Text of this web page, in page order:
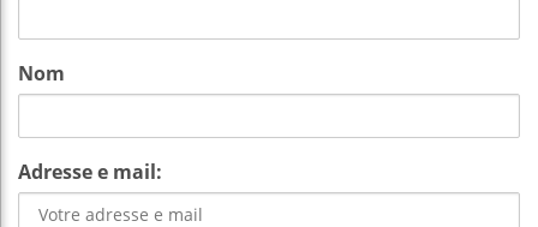
Nom
Adresse e mail: